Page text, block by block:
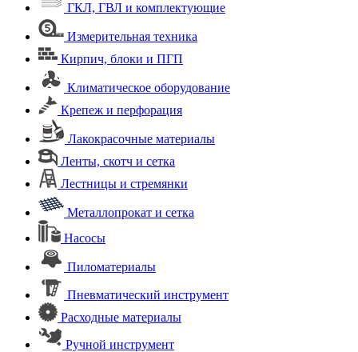
ГКЛ, ГВЛ и комплектующие
Измерительная техника
Кирпич, блоки и ПГП
Климатическое оборудование
Крепеж и перфорация
Лакокрасочные материалы
Ленты, скотч и сетка
Лестницы и стремянки
Металлопрокат и сетка
Насосы
Пиломатериалы
Пневматический инструмент
Расходные материалы
Ручной инструмент